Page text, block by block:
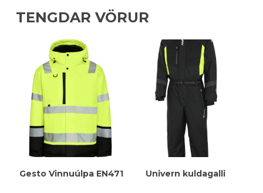
TENGDAR VÖRUR
Meiri Upplýsingar
Gesto Vinnuúlpa EN471 Meiri Upplýsingar
Univern kuldagalli